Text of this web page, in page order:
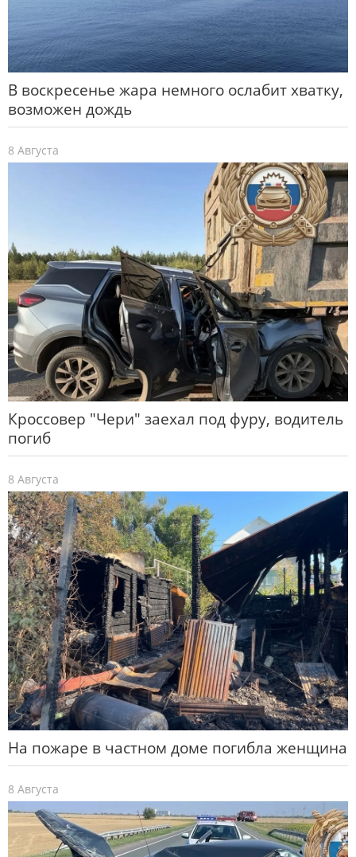
В воскресенье жара немного ослабит хватку,
возможен дождь
8 Августа
Кроссовер "Чери" заехал под фуру, водитель
погиб
8 Августа
На пожаре в частном доме погибла женщина
8 Августа